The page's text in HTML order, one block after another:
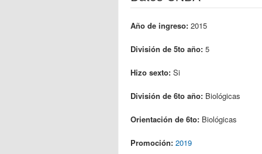
Año de ingreso: 2015
División de 5to año: 5
Hizo sexto: Si
División de 6to año: Biológicas
Orientación de 6to: Biológicas
Promoción: 2019